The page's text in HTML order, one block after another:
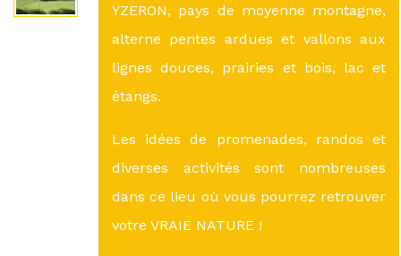
YZERON, pays de moyenne montagne,
alterne pentes ardues et vallons aux
lignes douces, prairies et bois, lac et
étangs.
Les idées de promenades, randos et
diverses activités sont nombreuses
dans ce lieu où vous pourrez retrouver
votre VRAIE NATURE !